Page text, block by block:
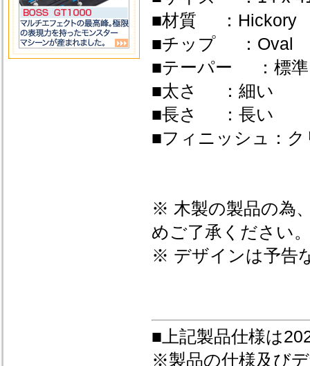
■材質 ：Hickory
■チップ ：Oval
■テーパー ：標準
■太さ ：細い
■長さ ：長い
■フィニッシュ：
※ 木製の製品の為
めご了承ください
※ デザインは予告
■上記製品仕様は
※製品の仕様及び